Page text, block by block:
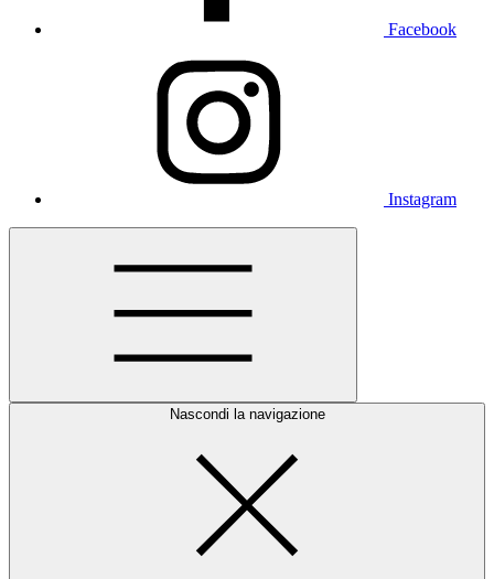
Facebook
Instagram
Nascondi la navigazione